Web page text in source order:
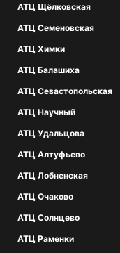
АТЦ Щёлковская
АТЦ Семеновская
АТЦ Химки
АТЦ Балашиха
АТЦ Севастопольская
АТЦ Научный
АТЦ Удальцова
АТЦ Алтуфьево
АТЦ Лобненская
АТЦ Очаково
АТЦ Солнцево
АТЦ Раменки